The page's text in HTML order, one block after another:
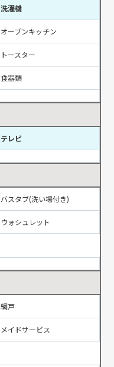
洗濯機
オープンキッチン
トースター
食器類
テレビ
バスタブ(洗い場付き)
ウォシュレット
網戸
メイドサービス